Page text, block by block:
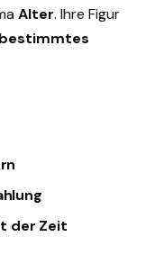
Alter. Ihre Figur
der Zeit